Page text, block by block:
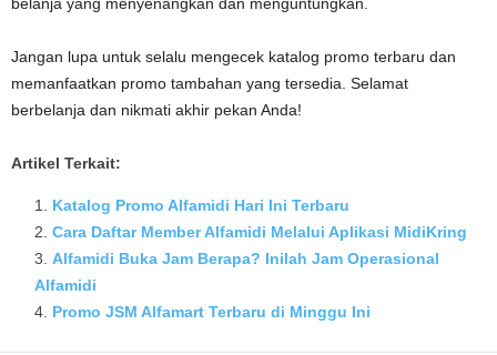
Jangan lupa untuk selalu mengecek katalog promo terbaru dan
memanfaatkan promo tambahan yang tersedia. Selamat
berbelanja dan nikmati akhir pekan Anda!
Artikel Terkait:
Katalog Promo Alfamidi Hari Ini Terbaru
Cara Daftar Member Alfamidi Melalui Aplikasi MidiKring
Alfamidi Buka Jam Berapa? Inilah Jam Operasional
Alfamidi
Promo JSM Alfamart Terbaru di Minggu Ini